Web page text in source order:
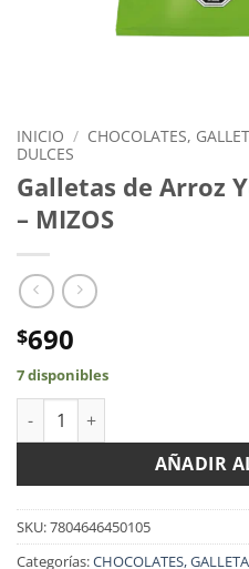
INICIO / CHOCOLATES,
DULCES
Galletas de Arroz
– MIZOS
$690
7 disponibles
Galletas de Arroz Yogurt
AÑADIR
SKU:7804646450105
Categorías:CHOCOLATES,